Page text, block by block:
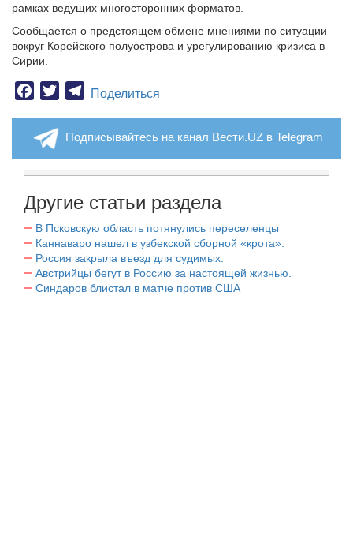
рамках ведущих многосторонних форматов.
Сообщается о предстоящем обмене мнениями по ситуации
вокруг Корейского полуострова и урегулированию кризиса в
Сирии.
Facebook
TwitterTelegram
Поделиться
Подписывайтесь на канал Вести.UZ в Telegram
Другие статьи раздела
В Псковскую область потянулись переселенцы
Каннаваро нашел в узбекской сборной «крота».
Россия закрыла въезд для судимых.
Австрийцы бегут в Россию за настоящей жизнью.
Синдаров блистал в матче против США